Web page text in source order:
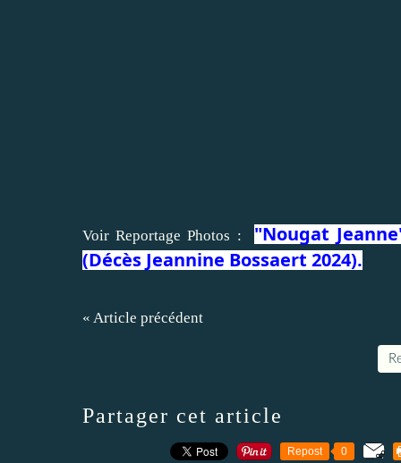
Voir Reportage Photos : "Nougat
(Décès Jeannine Bossaert 2024).
« Article précédent
Partager cet article
Repost 0